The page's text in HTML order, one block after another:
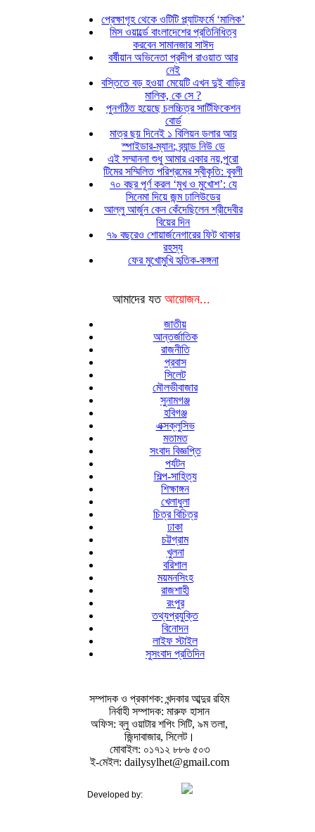
প্রেক্ষাগৃহ থেকে ওটিটি প্ল্যাটফর্মে ‘মালিক’
মিস ওয়ার্ল্ডে বাংলাদেশের প্রতিনিধিত্ব
করবেন সামানজার সাঈদ
বর্ষীয়ান অভিনেতা প্রদীপ রাওয়াত আর
নেই
বস্তিতে বড় হওয়া মেয়েটি এখন দুই বাড়ির
মালিক, কে সে ?
পুনর্গঠিত হয়েছে চলচ্চিত্র সার্টিফিকেশন
বোর্ড
মাত্র ছয় দিনেই ১ বিলিয়ন ডলার আয়
স্পাইডার-ম্যান: ব্র্যান্ড নিউ ডে
এই সম্মাননা শুধু আমার একার নয়,পুরো
টিমের সম্মিলিত পরিশ্রমের স্বীকৃতি: বুবলী
৭০ বছর পূর্ণ করল ‘মুখ ও মুখোশ’: যে
সিনেমা দিয়ে জন্ম ঢালিউডের
আল্লু আর্জুন কেন কেঁদেছিলেন শ্রীদেবীর
বিয়ের দিন
৭৯ বছরেও শোয়ার্জনেগারের ফিট থাকার
রহস্য
ফের মুখোমুখি হৃতিক-কঙ্গনা
আমাদের যত আয়োজন...
জাতীয়
আন্তর্জাতিক
রাজনীতি
প্রবাস
সিলেট
মৌলভীবাজার
সুনামগঞ্জ
হবিগঞ্জ
এক্সক্লুসিভ
মতামত
সংবাদ বিজ্ঞপ্তি
পর্যটন
শিল্প-সাহিত্য
শিক্ষাঙ্গন
খেলাধুলা
চিত্র বিচিত্র
ঢাকা
চট্টগ্রাম
খুলনা
বরিশাল
ময়মনসিংহ
রাজশাহী
রংপুর
তথ্যপ্রযুক্তি
বিনোদন
লাইফ স্টাইল
সুসংবাদ প্রতিদিন
সম্পাদক ও প্রকাশক: খন্দকার আব্দুর রহিম
নির্বাহী সম্পাদক: মারুফ হাসান
অফিস: ব্লু ওয়াটার শপিং সিটি, ৯ম তলা,
জিন্দাবাজার, সিলেট।
মোবাইল: ০১৭১২ ৮৮৬ ৫০৩
ই-মেইল: dailysylhet@gmail.com
Developed by: